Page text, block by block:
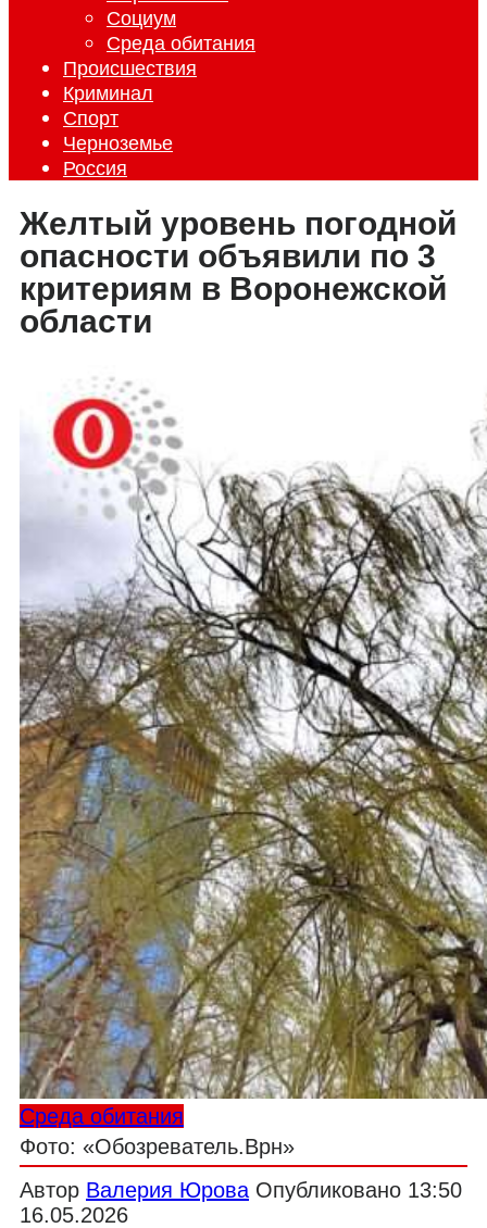
Социум
Среда обитания
Происшествия
Криминал
Спорт
Черноземье
Россия
Желтый уровень погодной
опасности объявили по 3
критериям в Воронежской
области
Среда обитания
Фото: «Обозреватель.Врн»
Автор Валерия Юрова Опубликовано 13:50
16.05.2026